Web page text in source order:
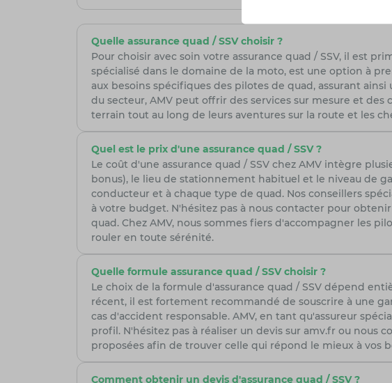
Quelle assurance quad / SSV choisir ?
Pour choisir avec soin votre assurance quad / SSV, il est
spécialisé dans le domaine de la moto, est une option à
aux besoins spécifiques des pilotes de quad, assurant
du secteur, AMV peut offrir des services sur mesure et
terrain tout au long de leurs aventures sur la route et les
Quel est le prix d'une assurance quad / SSV ?
Le coût d'une assurance quad / SSV chez AMV intègre
bonus), le lieu de stationnement habituel et le niveau de
conducteur et à chaque type de quad. Nos conseillers
à votre budget. N'hésitez pas à nous contacter pour
quad. Chez AMV, nous sommes fiers d'accompagner les
rouler en toute sérénité.
Quelle formule assurance quad / SSV choisir ?
Le choix de la formule d'assurance quad / SSV dépend
récent, il est fortement recommandé de souscrire à une
cas d'accident responsable. AMV, en tant qu'assureur
profil. N'hésitez pas à réaliser un devis sur amv.fr ou nous
proposées afin de trouver celle qui répond le mieux à vos
Comment obtenir un devis d'assurance quad / SSV ?